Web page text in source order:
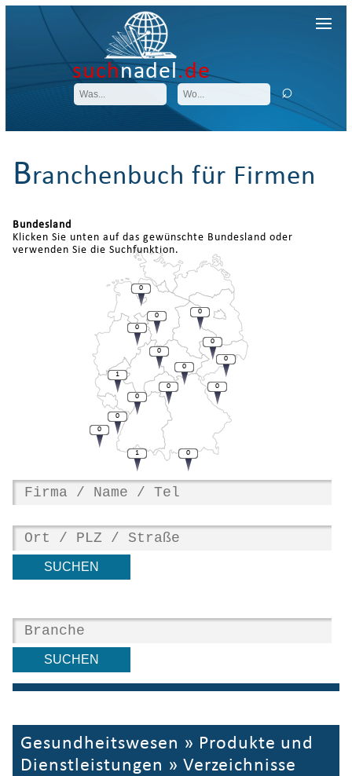
suchnadel.de
Branchenbuch für Firmen
Bundesland
Klicken Sie unten auf das gewünschte Bundesland oder
verwenden Sie die Suchfunktion.
0
0
1
0
0
0
0
0
0
0
0
0
0
1
0
0
Gesundheitswesen » Produkte und
Dienstleistungen » Verzeichnisse